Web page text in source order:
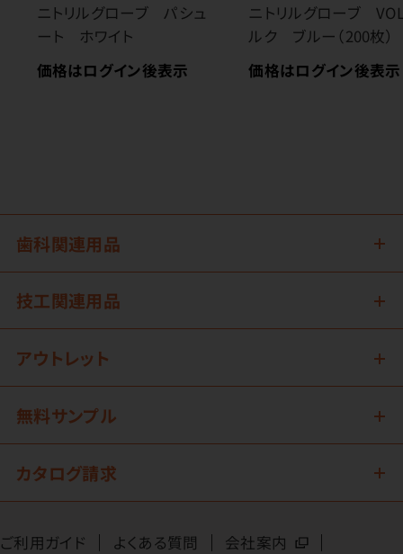
ニトリルグローブ パシュ
ート ホワイト
価格はログイン後表示
ニトリルグローブ
ルク ブルー（200枚）
価格はログイン後表示
歯科関連用品
技工関連用品
アウトレット
無料サンプル
カタログ請求
ご利用ガイド よくある質問
会社案内